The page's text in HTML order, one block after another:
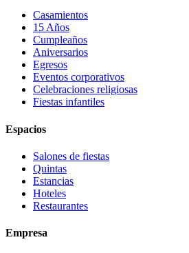
Casamientos
15 Años
Cumpleaños
Aniversarios
Egresos
Eventos corporativos
Celebraciones religiosas
Fiestas infantiles
Espacios
Salones de fiestas
Quintas
Estancias
Hoteles
Restaurantes
Empresa